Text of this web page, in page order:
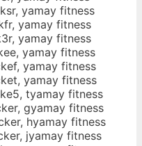
yamay fitness
yamay fitness
yamay fitness
yamay fitness
yamay fitness
yamay fitness
tyamay fitness
gyamay fitness
hyamay fitness
jyamay fitness